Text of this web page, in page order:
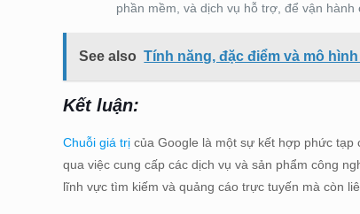
phần mềm, và dịch vụ hỗ trợ, để vận
See also Tính năng, đặc điểm và mô
Kết luận:
Chuỗi giá trị của Google là một sự kết hợp phức
qua việc cung cấp các dịch vụ và sản phẩm công
lĩnh vực tìm kiếm và quảng cáo trực tuyến mà còn